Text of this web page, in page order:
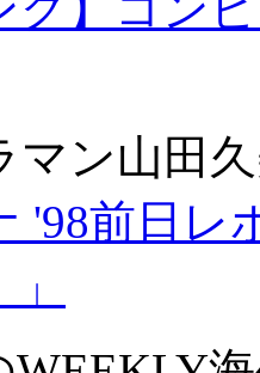
マン山田
'98前日レ